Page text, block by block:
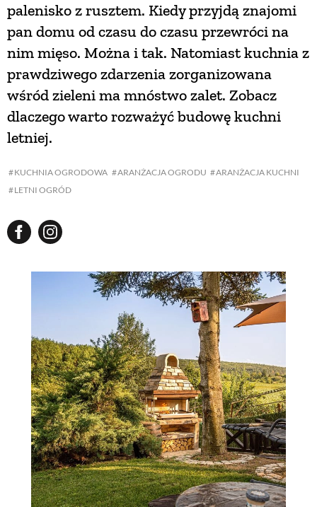
KUCHNIA OGRODOWA ARANŻACJA OGRODU
ARANŻACJA KUCHNI
LETNI OGRÓD
palenisko z rusztem. Kiedy przyjdą znajomi
pan domu od czasu do czasu przewróci na
nim mięso. Można i tak. Natomiast kuchnia z
prawdziwego zdarzenia zorganizowana
wśród zieleni ma mnóstwo zalet. Zobacz
dlaczego warto rozważyć budowę kuchni
letniej.
URODA
NATURALNA APTECZKA
DLA DOMU
ZWIERZĘTA W NATURZE
GRZYBY
KRAJOBRAZ
RĘKODZIEŁO
RZEMIOSŁO